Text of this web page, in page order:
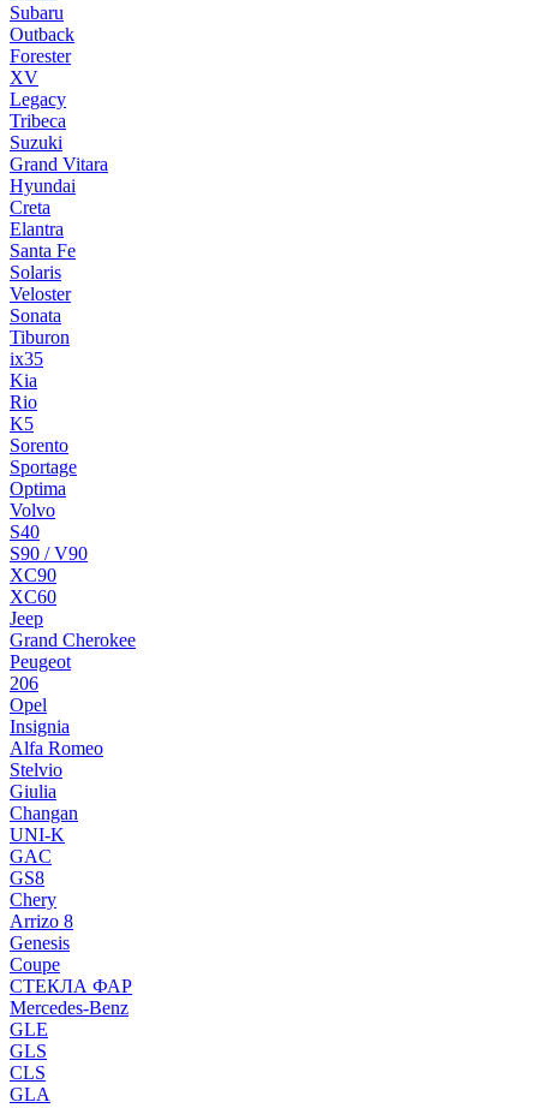
Subaru
Outback
Forester
XV
Legacy
Tribeca
Suzuki
Grand Vitara
Hyundai
Creta
Elantra
Santa Fe
Solaris
Veloster
Sonata
Tiburon
ix35
Kia
Rio
K5
Sorento
Sportage
Optima
Volvo
S40
S90 / V90
XC90
XC60
Jeep
Grand Cherokee
Peugeot
206
Opel
Insignia
Alfa Romeo
Stelvio
Giulia
Changan
UNI-K
GAC
GS8
Chery
Arrizo 8
Genesis
Coupe
СТЕКЛА ФАР
Mercedes-Benz
GLE
GLS
CLS
GLA